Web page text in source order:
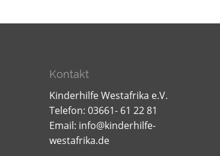
Kontakt
Kinderhilfe Westafrika e.V.
Telefon: 03661- 61 22 81
Email: info@kinderhilfe-
westafrika.de